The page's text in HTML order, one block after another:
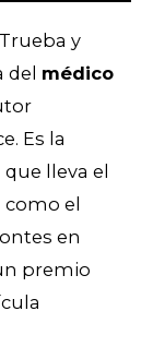
y
del médico
Es la
lleva el
el
en
premio